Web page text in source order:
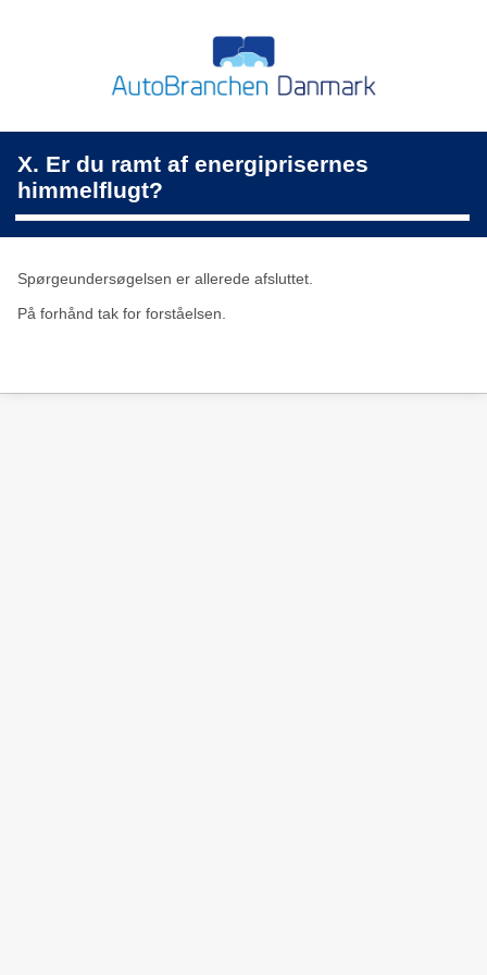
X. Er du ramt af energiprisernes
himmelflugt?
Spørgeundersøgelsen er allerede afsluttet.
På forhånd tak for forståelsen.